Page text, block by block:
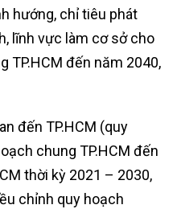
hướng, chỉ tiêu phát
lĩnh vực làm cơ sở cho
TP.HCM đến năm 2040,
đến TP.HCM (quy
chung TP.HCM đến
thời kỳ 2021 – 2030,
chỉnh quy hoạch